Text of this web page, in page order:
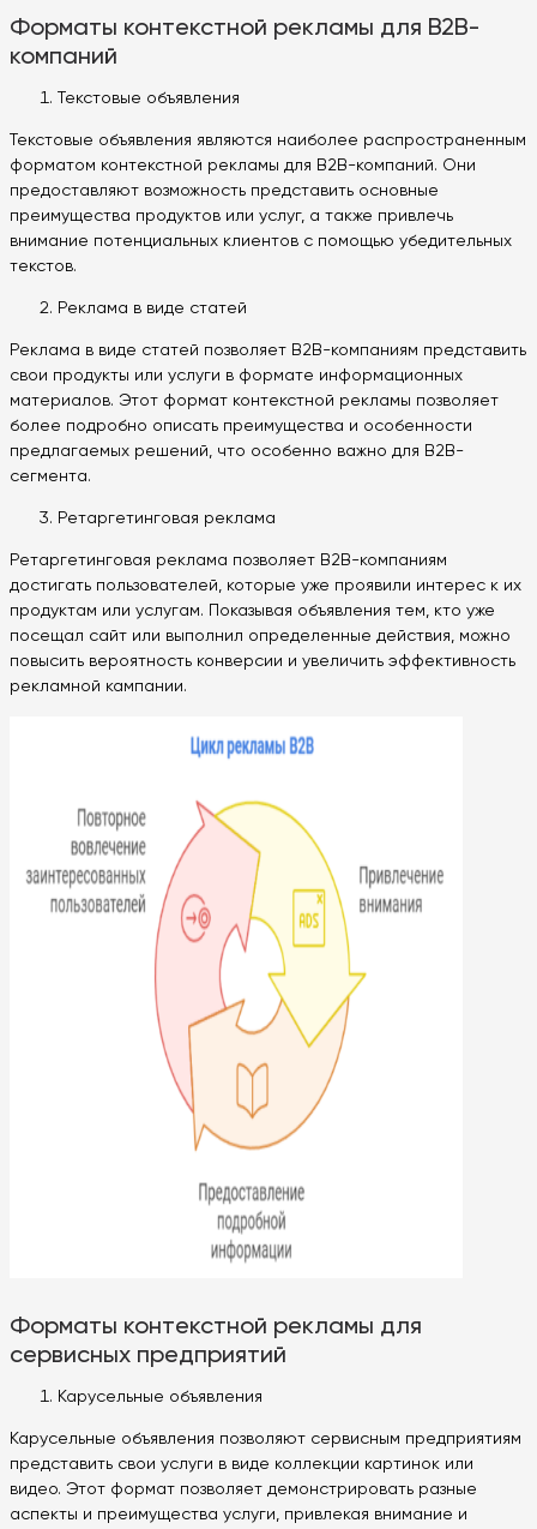
Форматы контекстной рекламы для B2B-
компаний
Текстовые объявления
Текстовые объявления являются наиболее распространенным
форматом контекстной рекламы для B2B-компаний. Они
предоставляют возможность представить основные
преимущества продуктов или услуг, а также привлечь
внимание потенциальных клиентов с помощью убедительных
текстов.
Реклама в виде статей
Реклама в виде статей позволяет B2B-компаниям представить
свои продукты или услуги в формате информационных
материалов. Этот формат контекстной рекламы позволяет
более подробно описать преимущества и особенности
предлагаемых решений, что особенно важно для B2B-
сегмента.
Ретаргетинговая реклама
Ретаргетинговая реклама позволяет B2B-компаниям
достигать пользователей, которые уже проявили интерес к их
продуктам или услугам. Показывая объявления тем, кто уже
посещал сайт или выполнил определенные действия, можно
повысить вероятность конверсии и увеличить эффективность
рекламной кампании.
Форматы контекстной рекламы для
сервисных предприятий
Карусельные объявления
Карусельные объявления позволяют сервисным предприятиям
представить свои услуги в виде коллекции картинок или
видео. Этот формат позволяет демонстрировать разные
аспекты и преимущества услуги, привлекая внимание и